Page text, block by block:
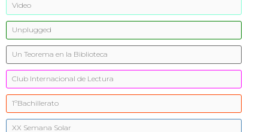
Video
Unplugged
Un Teorema en la Biblioteca
Club Internacional de Lectura
1ºBachillerato
XX Semana Solar